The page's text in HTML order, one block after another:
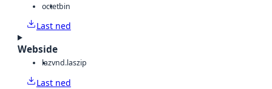
octetbin
Last ned
Webside
lazvnd.laszip
Last ned